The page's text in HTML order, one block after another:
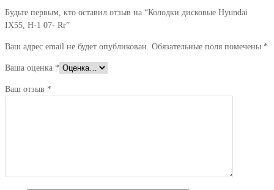
07-
Rr
Будьте первым, кто оставил отзыв на “Колодки дисковые Hyundai
IX55, H-1 07- Rr”
Ваш адрес email не будет опубликован. Обязательные поля помечены *
Ваша оценка *
Ваш отзыв *